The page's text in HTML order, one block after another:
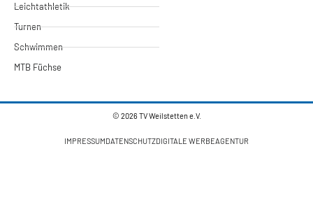
Leichtathletik
Turnen
Schwimmen
MTB Füchse
© 2026 TV Weilstetten e.V.
IMPRESSUMDATENSCHUTZDIGITALE WERBEAGENTUR